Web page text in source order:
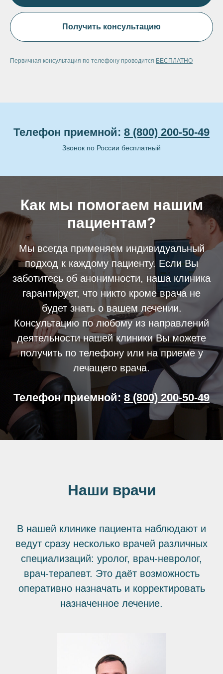
Получить консультацию
Первичная консультация по телефону проводится БЕСПЛАТНО
Телефон приемной: 8 (800) 200-50-49
Звонок по России бесплатный
Как мы помогаем нашим
пациентам?
Мы всегда применяем индивидуальный
подход к каждому пациенту. Если Вы
заботитесь об анонимности, наша клиника
гарантирует, что никто кроме врача не
будет знать о вашем лечении.
Консультацию по любому из направлений
деятельности нашей клиники Вы можете
получить по телефону или на приеме у
лечащего врача.
Телефон приемной: 8 (800) 200-50-49
Наши врачи
В нашей клинике пациента наблюдают и
ведут сразу несколько врачей различных
специализаций: уролог, врач-невролог,
врач-терапевт. Это даёт возможность
оперативно назначать и корректировать
назначенное лечение.